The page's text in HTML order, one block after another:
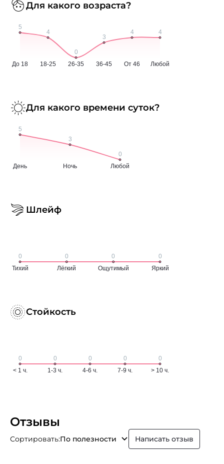
Для какого возраста?
Для какого времени суток?
Шлейф
Стойкость
Отзывы
Сортировать:По полезности Написать отзыв